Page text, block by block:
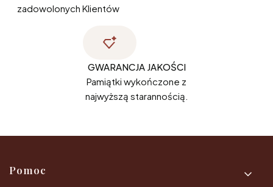
zadowolonych Klientów
GWARANCJA JAKOŚCI
Pamiątki wykończone z
najwyższą starannością.
Linki w stopce
Pomoc